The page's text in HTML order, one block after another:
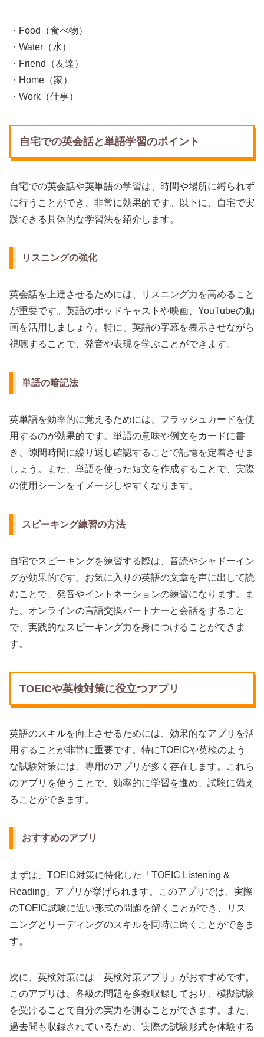
・Food（食べ物）
・Water（水）
・Friend（友達）
・Home（家）
・Work（仕事）
自宅での英会話と単語学習のポイント
自宅での英会話や英単語の学習は、時間や場所に縛られず
に行うことができ、非常に効果的です。以下に、自宅で実
践できる具体的な学習法を紹介します。
リスニングの強化
英会話を上達させるためには、リスニング力を高めること
が重要です。英語のポッドキャストや映画、YouTubeの動
画を活用しましょう。特に、英語の字幕を表示させながら
視聴することで、発音や表現を学ぶことができます。
単語の暗記法
英単語を効率的に覚えるためには、フラッシュカードを使
用するのが効果的です。単語の意味や例文をカードに書
き、隙間時間に繰り返し確認することで記憶を定着させま
しょう。また、単語を使った短文を作成することで、実際
の使用シーンをイメージしやすくなります。
スピーキング練習の方法
自宅でスピーキングを練習する際は、音読やシャドーイン
グが効果的です。お気に入りの英語の文章を声に出して読
むことで、発音やイントネーションの練習になります。ま
た、オンラインの言語交換パートナーと会話をすること
で、実践的なスピーキング力を身につけることができま
す。
TOEICや英検対策に役立つアプリ
英語のスキルを向上させるためには、効果的なアプリを活
用することが非常に重要です。特にTOEICや英検のよう
な試験対策には、専用のアプリが多く存在します。これら
のアプリを使うことで、効率的に学習を進め、試験に備え
ることができます。
おすすめのアプリ
まずは、TOEIC対策に特化した「TOEIC Listening &
Reading」アプリが挙げられます。このアプリでは、実際
のTOEIC試験に近い形式の問題を解くことができ、リス
ニングとリーディングのスキルを同時に磨くことができま
す。
次に、英検対策には「英検対策アプリ」がおすすめです。
このアプリは、各級の問題を多数収録しており、模擬試験
を受けることで自分の実力を測ることができます。また、
過去問も収録されているため、実際の試験形式を体験する